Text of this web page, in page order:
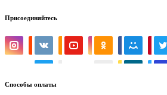
Присоединяйтесь
Способы оплаты